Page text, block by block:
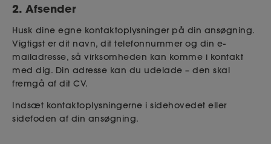
2. Afsender
Husk dine egne kontaktoplysninger på din ansøgning.
Vigtigst er dit navn, dit telefonnummer og din e-
mailadresse, så virksomheden kan komme i kontakt
med dig. Din adresse kan du udelade – den skal
fremgå af dit CV.
Indsæt kontaktoplysningerne i sidehovedet eller
sidefoden af din ansøgning.